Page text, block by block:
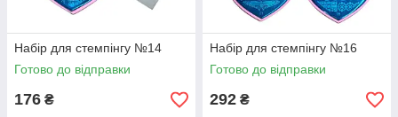
Набір для стемпінгу №14
Готово до відправки
176 ₴
Набір для стемпінгу №16
Готово до відправки
292 ₴